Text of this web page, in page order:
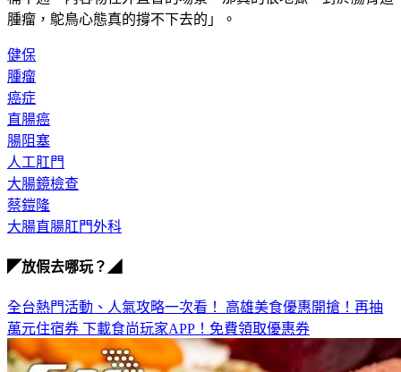
腫瘤，鴕鳥心態真的撐不下去的」。
健保
腫瘤
癌症
直腸癌
腸阻塞
人工肛門
大腸鏡檢查
蔡鎧隆
大腸直腸肛門外科
◤放假去哪玩？◢
全台熱門活動、人氣攻略一次看！ 高雄美食優惠開搶！再抽
萬元住宿券 下載食尚玩家APP！免費領取優惠券